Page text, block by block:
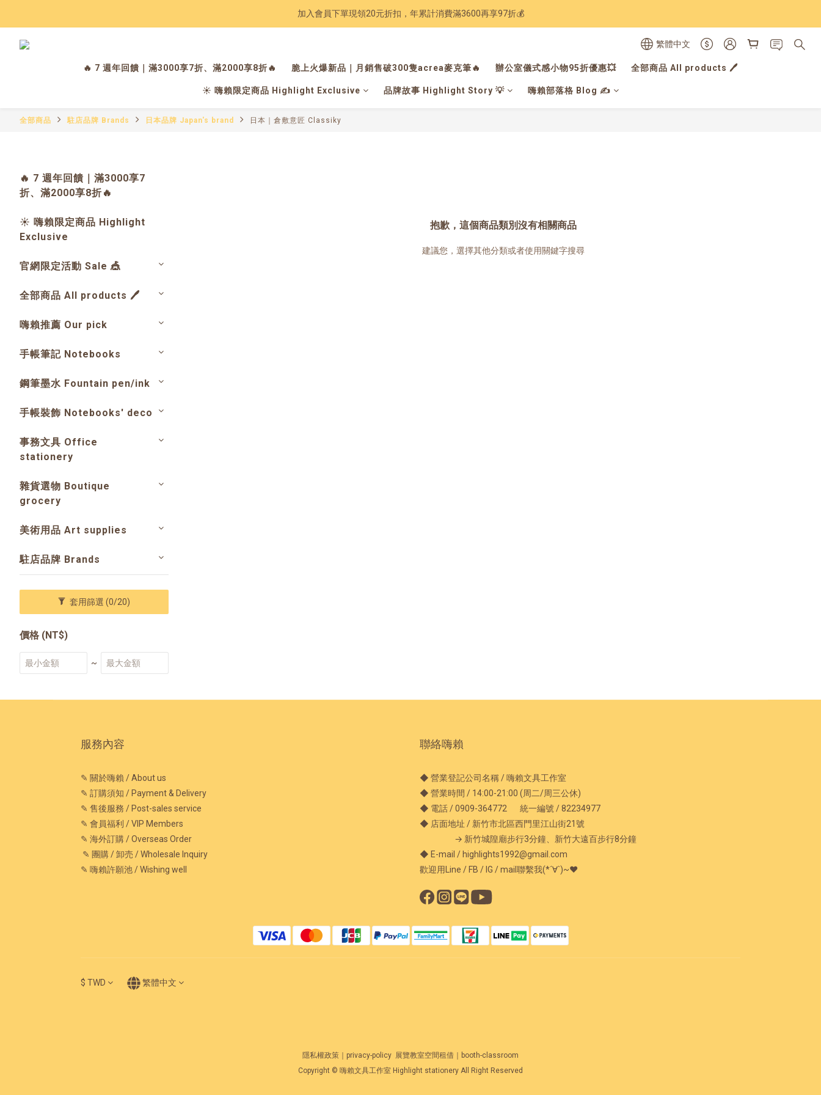
Have a nice trip 🧳 2027手帳季 準備登場
加入會員下單現領20元折扣，年累計消費滿3600再享97折💰
繁體中文
🔥 7 週年回饋｜滿3000享7折、滿2000享8折🔥 脆上火爆新品｜月銷售破300隻acrea麥克筆🔥 辦公室儀式感小物95折優惠💥 全部商品 All products 🖊️
☀️ 嗨賴限定商品 Highlight Exclusive 品牌故事 Highlight Story 💡 嗨賴部落格 Blog ✍️
全部商品 駐店品牌 Brands 日本品牌 Japan's brand 日本｜倉敷意匠 Classiky
🔥 7 週年回饋｜滿3000享7
折、滿2000享8折🔥
☀️ 嗨賴限定商品 Highlight
Exclusive
官網限定活動 Sale 🎪
全部商品 All products 🖊️
嗨賴推薦 Our pick
手帳筆記 Notebooks
鋼筆墨水 Fountain pen/ink
手帳裝飾 Notebooks' deco
事務文具 Office
stationery
雜貨選物 Boutique
grocery
美術用品 Art supplies
駐店品牌 Brands
套用篩選 (0/20)
價格 (NT$)
~
抱歉，這個商品類別沒有相關商品
建議您，選擇其他分類或者使用關鍵字搜尋
服務內容
✎ 關於嗨賴 / About us
✎ 訂購須知 / Payment & Delivery
✎ 售後服務 / Post-sales service
✎ 會員福利 / VIP Members
✎ 海外訂購 / Overseas Order
✎ 團購 / 卸売 / Wholesale Inquiry
✎ 嗨賴許願池 / Wishing well
聯絡嗨賴
◆ 營業登記公司名稱 / 嗨賴文具工作室
◆ 營業時間 / 14:00-21:00 (周二/周三公休)
◆ 電話 / 0909-364772 統一編號 / 82234977
◆ 店面地址 / 新竹市北區西門里江山街21號
→ 新竹城隍廟步行3分鐘、新竹大遠百步行8分鐘
◆ E-mail / highlights1992@gmail.com
歡迎用Line / FB / IG / mail聯繫我(*´∀`)~♥
$ TWD 繁體中文
隱私權政策｜privacy-policy 展覽教室空間租借｜booth-classroom
Copyright © 嗨賴文具工作室 Highlight stationery All Right Reserved